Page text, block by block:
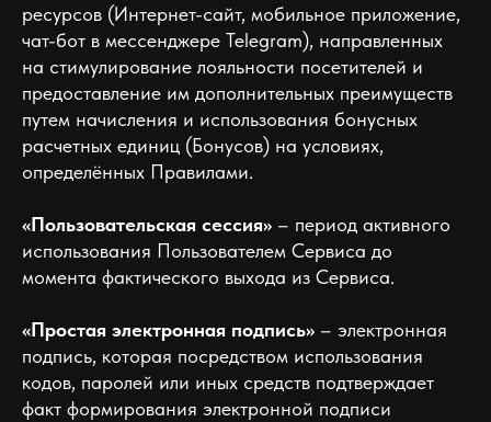
ресурсов (Интернет-сайт, мобильное приложение,
чат-бот в мессенджере Telegram), направленных
на стимулирование лояльности посетителей и
предоставление им дополнительных преимуществ
путем начисления и использования бонусных
расчетных единиц (Бонусов) на условиях,
определённых Правилами.
«Пользовательская сессия» – период активного
использования Пользователем Сервиса до
момента фактического выхода из Сервиса.
«Простая электронная подпись» – электронная
подпись, которая посредством использования
кодов, паролей или иных средств подтверждает
факт формирования электронной подписи